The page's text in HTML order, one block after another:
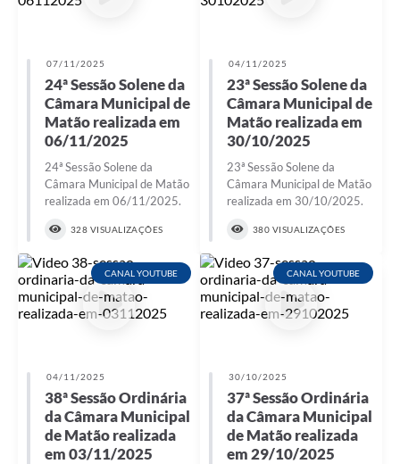
07/11/2025
24ª Sessão Solene da
Câmara Municipal de
Matão realizada em
06/11/2025
24ª Sessão Solene da
Câmara Municipal de Matão
realizada em 06/11/2025.
328 VISUALIZAÇÕES
04/11/2025
23ª Sessão Solene da
Câmara Municipal de
Matão realizada em
30/10/2025
23ª Sessão Solene da
Câmara Municipal de Matão
realizada em 30/10/2025.
380 VISUALIZAÇÕES
CANAL YOUTUBE
04/11/2025
38ª Sessão Ordinária
da Câmara Municipal
de Matão realizada
em 03/11/2025
CANAL YOUTUBE
30/10/2025
37ª Sessão Ordinária
da Câmara Municipal
de Matão realizada
em 29/10/2025